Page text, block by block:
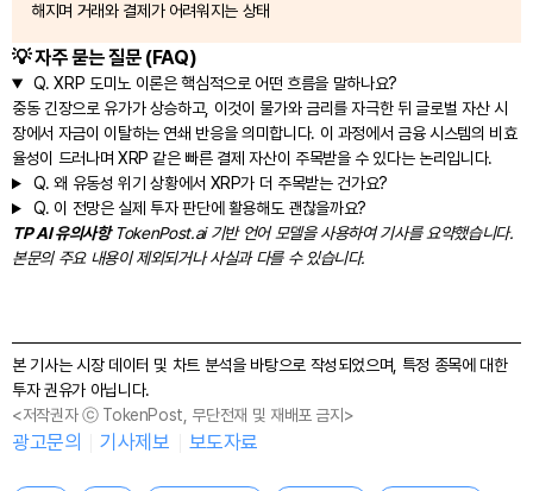
해지며 거래와 결제가 어려워지는 상태
💡 자주 묻는 질문 (FAQ)
Q. XRP 도미노 이론은 핵심적으로 어떤 흐름을 말하나요?
중동 긴장으로 유가가 상승하고, 이것이 물가와 금리를 자극한 뒤 글로벌 자산 시
장에서 자금이 이탈하는 연쇄 반응을 의미합니다. 이 과정에서 금융 시스템의 비효
율성이 드러나며 XRP 같은 빠른 결제 자산이 주목받을 수 있다는 논리입니다.
Q. 왜 유동성 위기 상황에서 XRP가 더 주목받는 건가요?
Q. 이 전망은 실제 투자 판단에 활용해도 괜찮을까요?
TP AI 유의사항TokenPost.ai 기반 언어 모델을 사용하여 기사를 요약했습니다.
본문의 주요 내용이 제외되거나 사실과 다를 수 있습니다.
본 기사는 시장 데이터 및 차트 분석을 바탕으로 작성되었으며, 특정 종목에 대한
투자 권유가 아닙니다.
<저작권자 ⓒ TokenPost, 무단전재 및 재배포 금지>
광고문의 기사제보 보도자료